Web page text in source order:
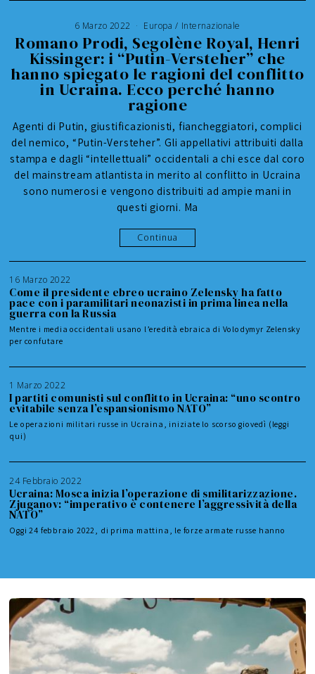
6 Marzo 2022 Europa / Internazionale
Romano Prodi, Segolène Royal, Henri
Kissinger: i “Putin-Versteher” che
hanno spiegato le ragioni del conflitto
in Ucraina. Ecco perché hanno
ragione
Agenti di Putin, giustificazionisti, fiancheggiatori, complici
del nemico, “Putin-Versteher”. Gli appellativi attribuiti dalla
stampa e dagli “intellettuali” occidentali a chi esce dal coro
del mainstream atlantista in merito al conflitto in Ucraina
sono numerosi e vengono distribuiti ad ampie mani in
questi giorni. Ma
Continua
16 Marzo 2022
Come il presidente ebreo ucraino Zelensky ha fatto
pace con i paramilitari neonazisti in prima linea nella
guerra con la Russia
Mentre i media occidentali usano l’eredità ebraica di Volodymyr Zelensky
per confutare
1 Marzo 2022
I partiti comunisti sul conflitto in Ucraina: “uno scontro
evitabile senza l’espansionismo NATO”
Le operazioni militari russe in Ucraina, iniziate lo scorso giovedì (leggi
qui)
24 Febbraio 2022
Ucraina: Mosca inizia l’operazione di smilitarizzazione.
Zjuganov: “imperativo è contenere l’aggressività della
NATO”
Oggi 24 febbraio 2022, di prima mattina, le forze armate russe hanno